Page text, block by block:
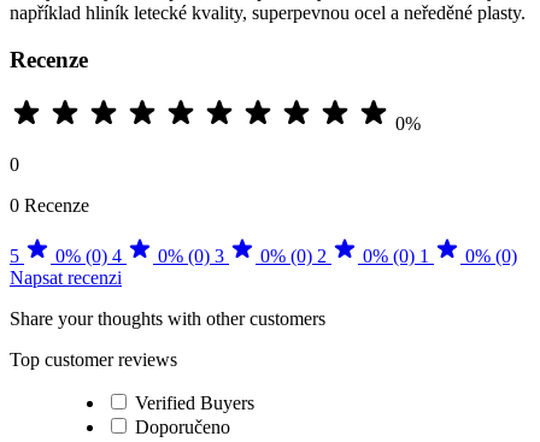
například hliník letecké kvality, superpevnou ocel a neředěné plasty.
Recenze
0%
0
0 Recenze
5 0% (0) 4 0% (0) 3 0% (0) 2 0% (0) 1
0% (0)
Napsat recenzi
Share your thoughts with other customers
Top customer reviews
Verified Buyers
Doporučeno